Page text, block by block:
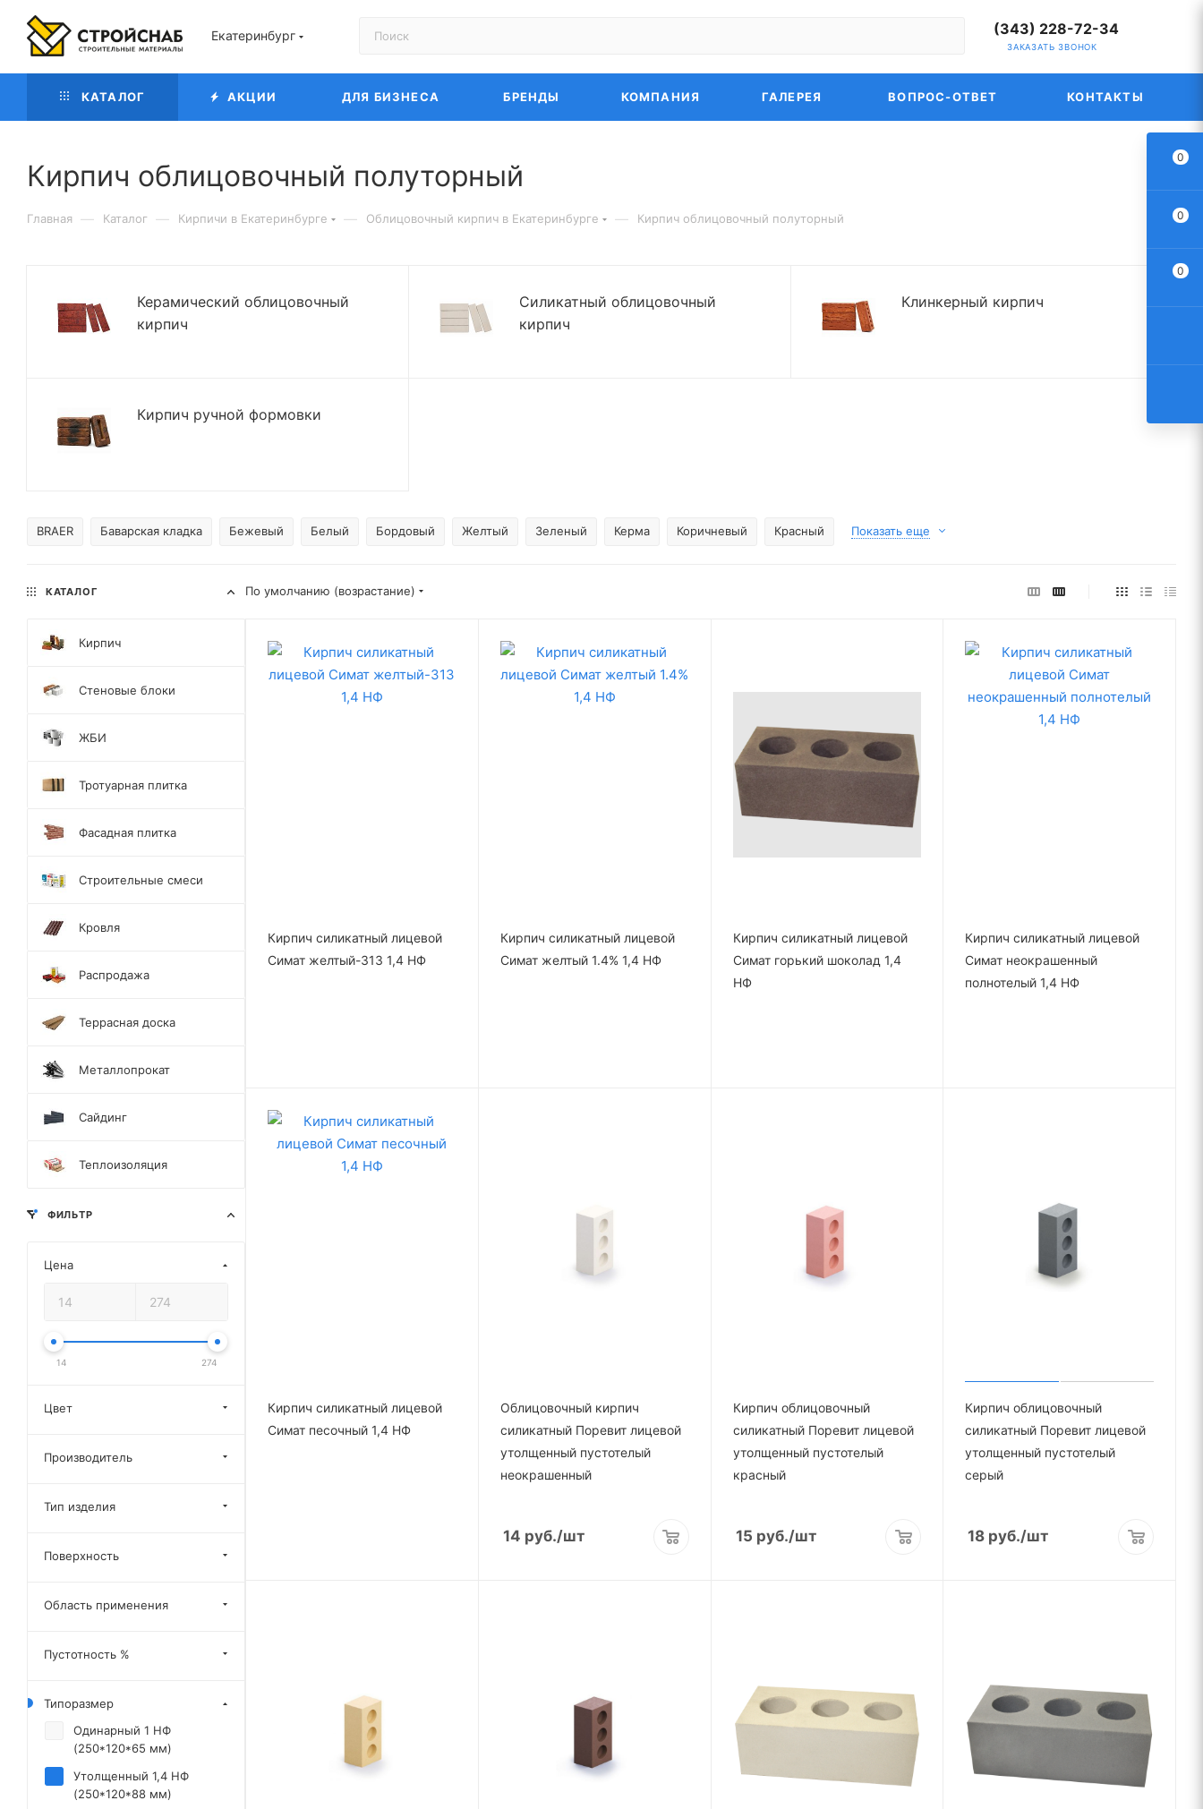
Екатеринбург (343) 228-72-34
ЗАКАЗАТЬ ЗВОНОК
КАТАЛОГ АКЦИИ ДЛЯ БИЗНЕСА БРЕНДЫ КОМПАНИЯ ГАЛЕРЕЯ ВОПРОС-ОТВЕТ КОНТАКТЫ
Кирпич облицовочный полуторный
Главная — Каталог — Кирпичи в Екатеринбурге — Облицовочный кирпич в Екатеринбурге — Кирпич облицовочный полуторный
Керамический облицовочный
кирпич
Силикатный облицовочный
кирпич
Клинкерный кирпич
Кирпич ручной формовки
BRAER Баварская кладка Бежевый Белый Бордовый Желтый Зеленый Керма Коричневый Красный Показать еще
По умолчанию (возрастание)
Кирпич силикатный лицевой
Симат желтый-313 1,4 НФ
Кирпич силикатный лицевой
Симат желтый 1.4% 1,4 НФ
Кирпич силикатный лицевой
Симат горький шоколад 1,4
НФ
Кирпич силикатный лицевой
Симат неокрашенный
полнотелый 1,4 НФ
Кирпич силикатный лицевой
Симат песочный 1,4 НФ
Облицовочный кирпич
силикатный Поревит лицевой
утолщенный пустотелый
неокрашенный
14 руб./шт
Кирпич облицовочный
силикатный Поревит лицевой
утолщенный пустотелый
красный
15 руб./шт
Кирпич облицовочный
силикатный Поревит лицевой
утолщенный пустотелый
серый
18 руб./шт
КАТАЛОГ
Кирпич
Стеновые блоки
ЖБИ
Тротуарная плитка
Фасадная плитка
Строительные смеси
Кровля
Распродажа
Террасная доска
Металлопрокат
Сайдинг
Теплоизоляция
ФИЛЬТР
Цена
14 274
Цвет
Производитель
Тип изделия
Поверхность
Область применения
Пустотность %
Типоразмер
Одинарный 1 НФ
(250*120*65 мм)
Утолщенный 1,4 НФ
(250*120*88 мм)
0
0
0